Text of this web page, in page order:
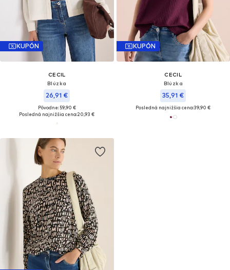
KUPÓN
CECIL
Blúzka
26,91 €
Pôvodne: 59,90 €
Posledná najnižšia cena:20,93 €
KUPÓN
CECIL
Blúzka
35,91 €
Posledná najnižšia cena:39,90 €